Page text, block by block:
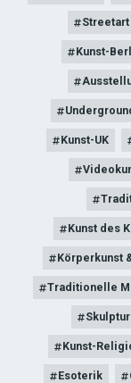
Streetart
Kunst-
Kunst-UK
Kunst des
Körperkunst
Traditionelle
Kunst-
Esoterik